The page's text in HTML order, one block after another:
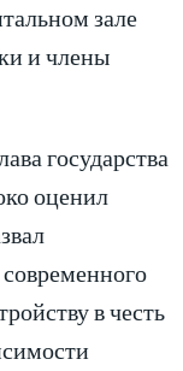
зале
и члены
государства
оценил
современного
в честь